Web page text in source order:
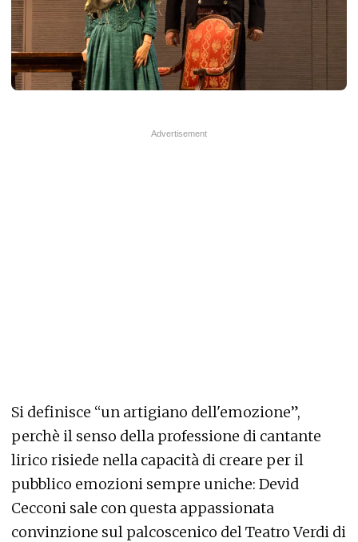
Si definisce “un artigiano dell'emozione”,
perchè il senso della professione di cantante
lirico risiede nella capacità di creare per il
pubblico emozioni sempre uniche: Devid
Cecconi sale con questa appassionata
convinzione sul palcoscenico del Teatro Verdi di